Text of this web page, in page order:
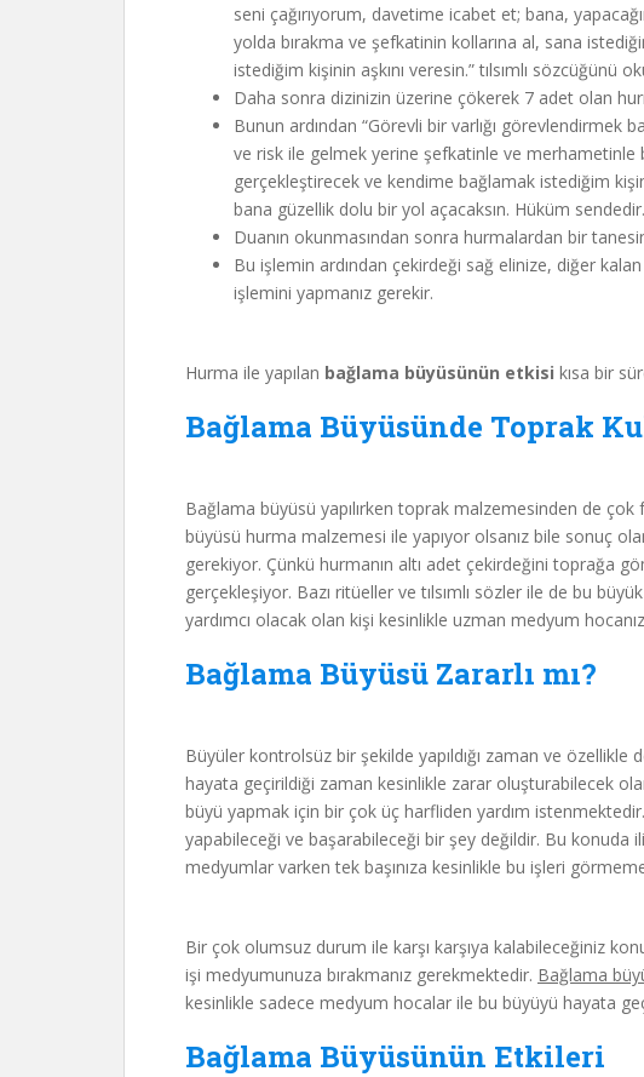
seni çağırıyorum, davetime icabet et; bana,
yolda bırakma ve şefkatinin kollarına al, sana
istediğim kişinin aşkını veresin.” tılsımlı sözcüğünü
Daha sonra dizinizin üzerine çökerek 7 adet olan
Bunun ardından “Görevli bir varlığı görevlendirmek
ve risk ile gelmek yerine şefkatinle ve merhametinle
gerçekleştirecek ve kendime bağlamak istediğim
bana güzellik dolu bir yol açacaksın. Hüküm
Duanın okunmasından sonra hurmalardan bir
Bu işlemin ardından çekirdeği sağ elinize, diğer
işlemini yapmanız gerekir.
Hurma ile yapılan bağlama büyüsünün etkisi kısa bir
Bağlama Büyüsünde Toprak
Bağlama büyüsü yapılırken toprak malzemesinden de çok
büyüsü hurma malzemesi ile yapıyor olsanız bile sonuç
gerekiyor. Çünkü hurmanın altı adet çekirdeğini toprağa
gerçekleşiyor. Bazı ritüeller ve tılsımlı sözler ile de bu
yardımcı olacak olan kişi kesinlikle uzman medyum
Bağlama Büyüsü Zararlı mı?
Büyüler kontrolsüz bir şekilde yapıldığı zaman ve
hayata geçirildiği zaman kesinlikle zarar oluşturabilecek
büyü yapmak için bir çok üç harfliden yardım
yapabileceği ve başarabileceği bir şey değildir. Bu konuda
medyumlar varken tek başınıza kesinlikle bu işleri
Bir çok olumsuz durum ile karşı karşıya kalabileceğiniz
işi medyumunuza bırakmanız gerekmektedir. Bağlama
kesinlikle sadece medyum hocalar ile bu büyüyü hayata
Bağlama Büyüsünün Etkileri